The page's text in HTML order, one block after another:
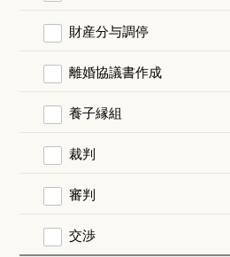
財産分与調停
離婚協議書作成
養子縁組
裁判
審判
交渉